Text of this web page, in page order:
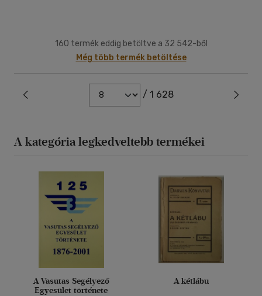
160 termék eddig betöltve a 32 542-ből
Még több termék betöltése
/ 1 628
A kategória legkedveltebb termékei
A Vasutas Segélyező
Egyesület története
A kétlábu